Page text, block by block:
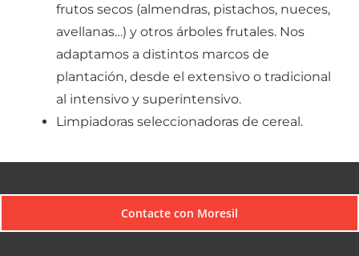
frutos secos (almendras, pistachos, nueces,
avellanas…) y otros árboles frutales. Nos
adaptamos a distintos marcos de
plantación, desde el extensivo o tradicional
al intensivo y superintensivo.
Limpiadoras seleccionadoras de cereal.
Contacte con Moresil